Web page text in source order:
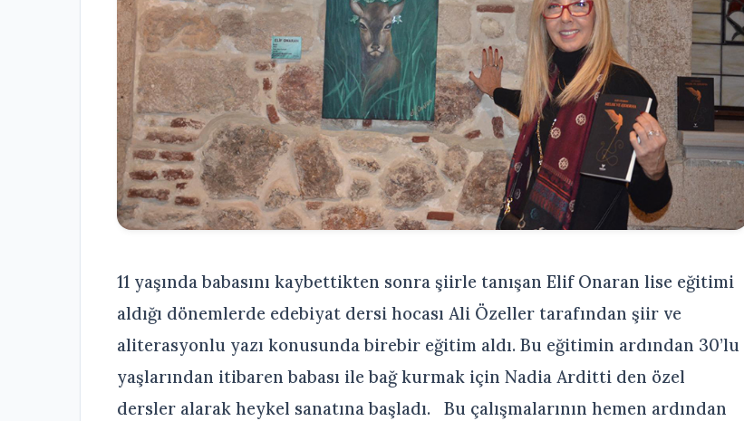
11 yaşında babasını kaybettikten sonra şiirle tanışan Elif Onaran lise eğitimi
aldığı dönemlerde edebiyat dersi hocası Ali Özeller tarafından şiir ve
aliterasyonlu yazı konusunda birebir eğitim aldı. Bu eğitimin ardından 30’lu
yaşlarından itibaren babası ile bağ kurmak için Nadia Arditti den özel
dersler alarak heykel sanatına başladı. Bu çalışmalarının hemen ardından